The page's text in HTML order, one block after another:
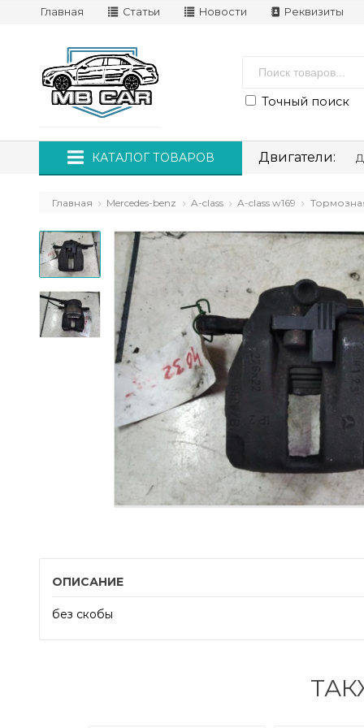
Главная Статьи Новости Реквизиты
Точный поиск
КАТАЛОГ ТОВАРОВ Двигатели:
Главная Mercedes-benz A-class A-class w169
ОПИСАНИЕ
без скобы